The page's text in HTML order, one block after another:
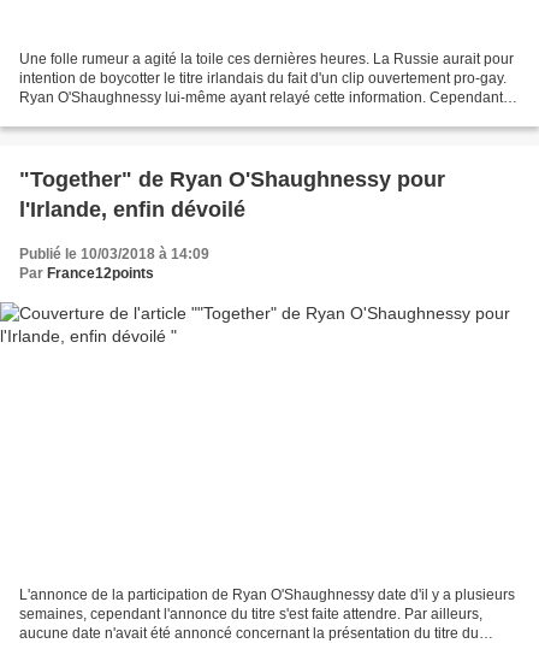
Une folle rumeur a agité la toile ces dernières heures. La Russie aurait pour
intention de boycotter le titre irlandais du fait d'un clip ouvertement pro-gay.
Ryan O'Shaughnessy lui-même ayant relayé cette information. Cependant,
"Together" de Ryan O'Shaughnessy pour
l'Irlande, enfin dévoilé
Publié le 10/03/2018 à 14:09
Par France12points
L'annonce de la participation de Ryan O'Shaughnessy date d'il y a plusieurs
semaines, cependant l'annonce du titre s'est faite attendre. Par ailleurs,
aucune date n'avait été annoncé concernant la présentation du titre du